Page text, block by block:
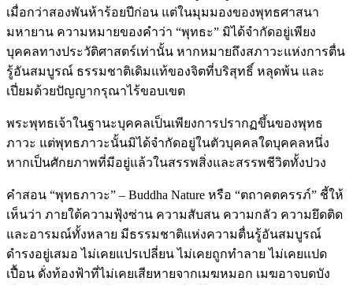
เมื่อกว่าสองพันห้าร้อยปีก่อน แต่ในมุมมองของพุทธศาสนา
มหายาน ความหมายของคำว่า “พุทธะ” มิได้จำกัดอยู่เพียง
บุคคลทางประวัติศาสตร์เท่านั้น หากหมายถึงสภาวะแห่งการตื่น
รู้อันสมบูรณ์ ธรรมชาติเดิมแท้ของจิตที่บริสุทธิ์ หลุดพ้น และ
เปี่ยมด้วยปัญญากรุณาไร้ขอบเขต
พระพุทธเจ้าในฐานะบุคคลเป็นเพียงการปรากฏขึ้นของพุทธ
ภาวะ แต่พุทธภาวะนั้นมิได้จำกัดอยู่ในตัวบุคคลใดบุคคลหนึ่ง
หากเป็นศักยภาพที่มีอยู่แล้วในสรรพสิ่งและสรรพชีวิตทั้งปวง
คำสอน “พุทธภาวะ” – Buddha Nature หรือ “ตถาคตครรภ์” ชี้ให้
เห็นว่า ภายใต้ความฟุ้งซ่าน ความสับสน ความกลัว ความยึดติด
และอารมณ์ทั้งหลาย มีธรรมชาติแห่งความตื่นรู้อันสมบูรณ์
ดำรงอยู่เสมอ ไม่เคยแปรเปลี่ยน ไม่เคยถูกทำลาย ไม่เคยแปด
เปื้อน ดั่งท้องฟ้าที่ไม่เคยเสียหายจากเมฆหมอก เมฆอาจบดบัง